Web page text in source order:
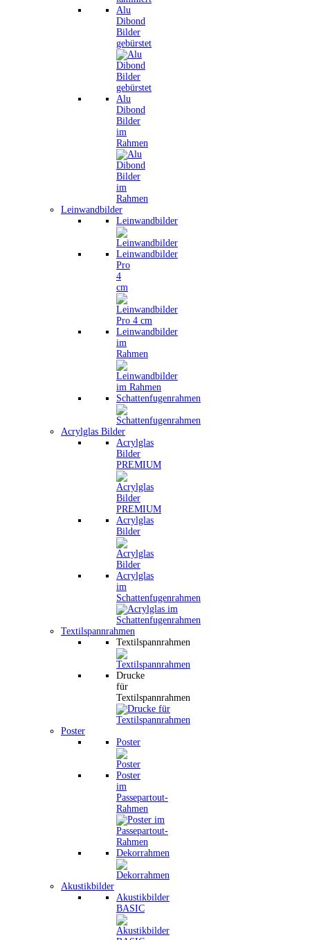
Alu
Dibond
Bilder
gebürstet
Alu
Dibond
Bilder
im
Rahmen
Leinwandbilder
Leinwandbilder
Leinwandbilder
Pro
4
cm
Leinwandbilder
im
Rahmen
Schattenfugenrahmen
Acrylglas Bilder
Acrylglas
Bilder
PREMIUM
Acrylglas
Bilder
Acrylglas
im
Schattenfugenrahmen
Textilspannrahmen
Textilspannrahmen
Drucke
für
Textilspannrahmen
Poster
Poster
Poster
im
Passepartout-
Rahmen
Dekorrahmen
Akustikbilder
Akustikbilder
BASIC